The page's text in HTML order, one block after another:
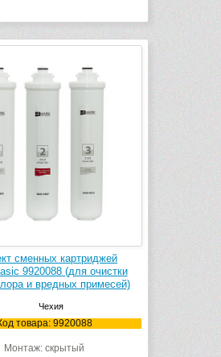
сменных картриджей
9920088 (для очистки
и вредных примесей)
Чехия
товара: 9920088
Монтаж: скрытый